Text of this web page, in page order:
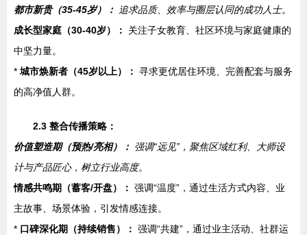
都市新贵（35-45岁）：
追求品质、效率与圈层认同的成功人士。
成长型家庭（30-40岁）：
关注子女教育、社区环境与家庭健康的
中坚力量。
* 城市焕新者（45岁以上）： 寻求更优居住环境、完善配套与服务
的高净值人群。
2.3 整合传播策略：
价值塑造期（预热/亮相）： 强调“远见”，聚焦区域红利、大师设
计与产品匠心，树立行业高度。
情感共鸣期（蓄客/开盘）： 强调“温度”，通过生活方式内容、业
主故事、场景体验，引发情感连接。
* 口碑深化期（持续销售）： 强调“共建”，通过业主活动、社群运